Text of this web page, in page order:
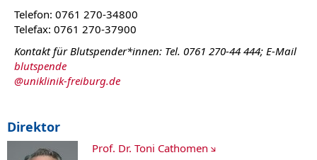
Telefon: 0761 270-34800
Telefax: 0761 270-37900
Kontakt für Blutspender*innen: Tel. 0761 270-44 444; E-Mail
blutspende
@uniklinik-freiburg.de
Direktor
Prof. Dr. Toni Cathomen